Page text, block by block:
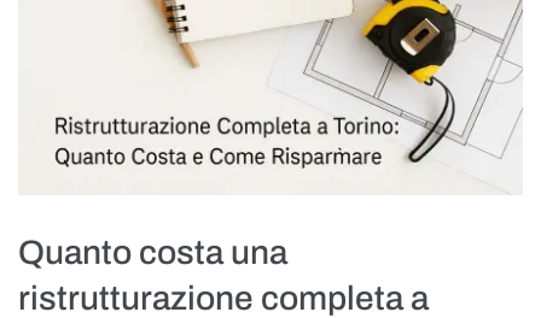
Quanto costa una
ristrutturazione completa a